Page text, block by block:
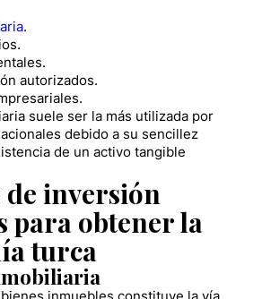
.
autorizados.
suele ser la más utilizada por
debido a su sencillez
de un activo tangible
de inversión
para obtener la
turca